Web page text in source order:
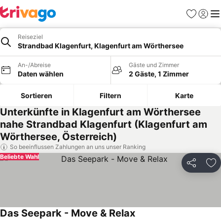
Favoriten
Reiseziel
Strandbad Klagenfurt, Klagenfurt am Wörthersee
An-/Abreise
Daten wählen
Gäste und Zimmer
2 Gäste, 1 Zimmer
Sortieren Filtern Karte
Unterkünfte in Klagenfurt am Wörthersee
nahe Strandbad Klagenfurt (Klagenfurt am
Wörthersee, Österreich)
So beeinflussen Zahlungen an uns unser Ranking
Teilen
Beliebte Wahl
Das Seepark - Move & Relax